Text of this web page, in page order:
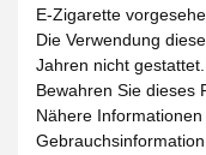
E-Zigarette
Die Verwendung
Jahren nicht gestattet.
Bewahren Sie dieses
Nähere